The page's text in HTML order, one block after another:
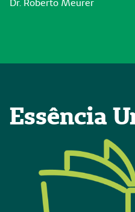
Dr. Roberto Meurer
Essência